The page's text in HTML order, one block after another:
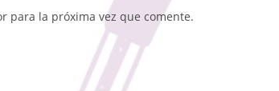
para la próxima vez que comente.